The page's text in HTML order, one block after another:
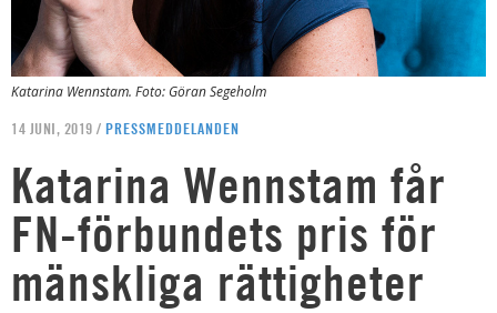
Katarina Wennstam. Foto: Göran Segeholm
14 JUNI, 2019 / PRESSMEDDELANDEN
Katarina Wennstam får
FN-förbundets pris för
mänskliga rättigheter